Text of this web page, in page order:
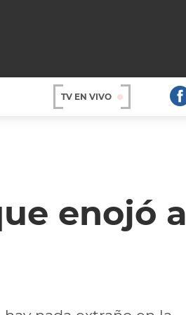
TV EN VIVO
enojó a